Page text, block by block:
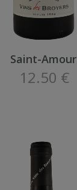
Saint-Amour
12.50 €